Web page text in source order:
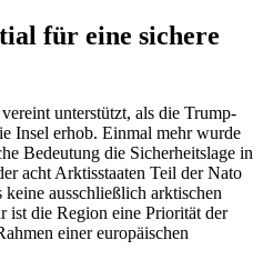
für eine sichere
unterstützt, als die Trump-
Insel erhob. Einmal mehr wurde
Bedeutung die Sicherheitslage in
acht Arktisstaaten Teil der Nato
ausschließlich ark­tischen
ist die Region eine Priorität der
einer europäischen